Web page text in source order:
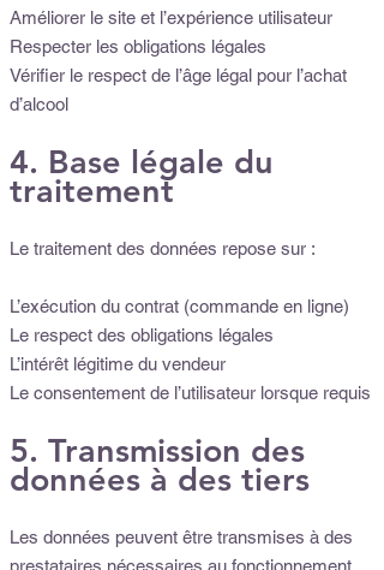
Améliorer le site et l’expérience utilisateur
Respecter les obligations légales
Vérifier le respect de l’âge légal pour l’achat
d’alcool
4. Base légale du
traitement
Le traitement des données repose sur :
L’exécution du contrat (commande en ligne)
Le respect des obligations légales
L’intérêt légitime du vendeur
Le consentement de l’utilisateur lorsque requis
5. Transmission des
données à des tiers
Les données peuvent être transmises à des
prestataires nécessaires au fonctionnement